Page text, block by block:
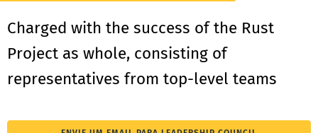
Charged with the success of the Rust
Project as whole, consisting of
representatives from top-level teams